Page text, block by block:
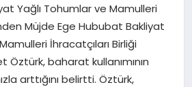
Yağlı Tohumlar ve Mamulleri
Müjde Ege Hububat Bakliyat
İhracatçıları Birliği
Öztürk, baharat kullanımının
arttığını belirtti. Öztürk,